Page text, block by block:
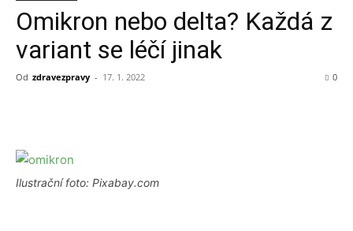
Omikron nebo delta? Každá z
variant se léčí jinak
Od zdravezpravy - 17. 1. 2022 0
Ilustrační foto: Pixabay.com